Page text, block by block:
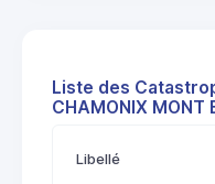
Liste des
CHAMONIX MONT
Libellé